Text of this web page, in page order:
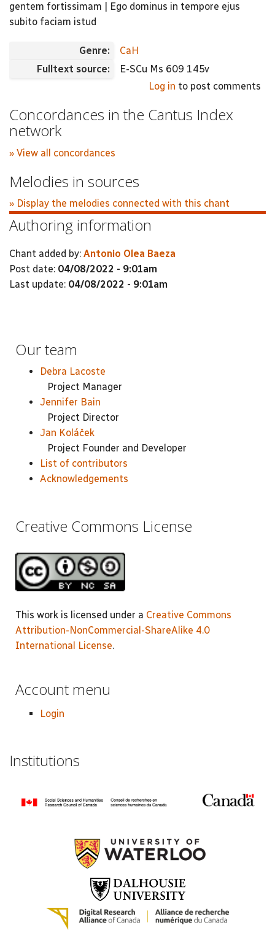
gentem fortissimam | Ego dominus in tempore ejus
subito faciam istud
Genre:
CaH
Fulltext source:
E-SCu Ms 609 145v
Log in to post comments
Concordances in the Cantus Index
network
» View all concordances
Melodies in sources
» Display the melodies connected with this chant
Authoring information
Chant added by: Antonio Olea Baeza
Post date: 04/08/2022 - 9:01am
Last update: 04/08/2022 - 9:01am
Our team
Debra Lacoste
Project Manager
Jennifer Bain
Project Director
Jan Koláček
Project Founder and Developer
List of contributors
Acknowledgements
Creative Commons License
This work is licensed under a Creative Commons
Attribution-NonCommercial-ShareAlike 4.0
International License.
Account menu
Login
Institutions